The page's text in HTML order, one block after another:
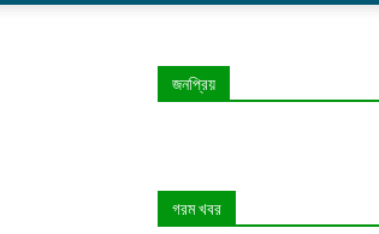
জনপ্রিয়
গরম খবর